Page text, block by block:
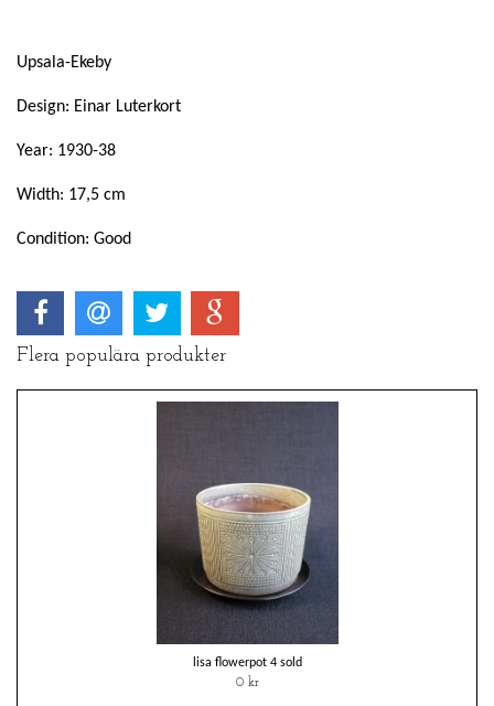
Upsala-Ekeby
Design: Einar Luterkort
Year: 1930-38
Width: 17,5 cm
Condition: Good
Flera populära produkter
lisa flowerpot 4 sold
0 kr